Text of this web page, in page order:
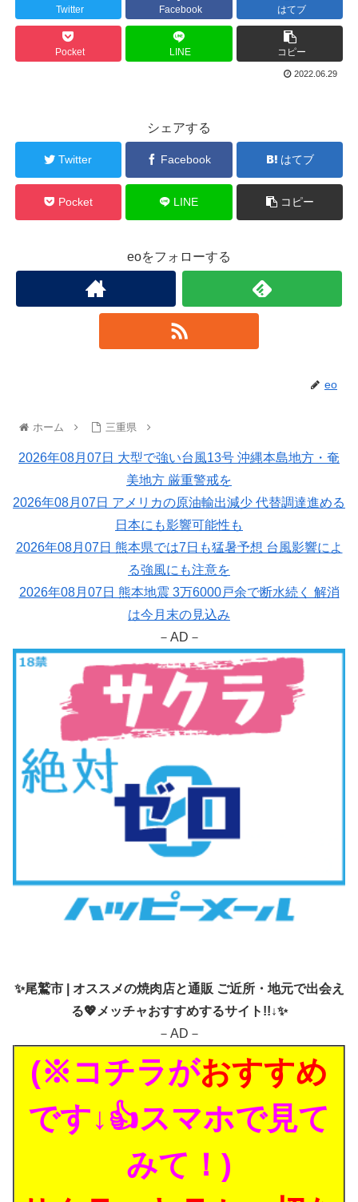
Twitter Facebook はてブ
Pocket LINE コピー
2022.06.29
シェアする
Twitter Facebook はてブ
Pocket LINE コピー
eoをフォローする
eo
ホーム 三重県
2026年08月07日 大型で強い台風13号 沖縄本島地方・奄
美地方 厳重警戒を
2026年08月07日 アメリカの原油輸出減少 代替調達進める
日本にも影響可能性も
2026年08月07日 熊本県では7日も猛暑予想 台風影響によ
る強風にも注意を
2026年08月07日 熊本地震 3万6000戸余で断水続く 解消
は今月末の見込み
－AD－
✨尾鷲市 | オススメの焼肉店と通販 ご近所・地元で出会え
る💖メッチャおすすめするサイト!!↓✨
－AD－
(※コチラがおすすめ
です↓👍スマホで見て
みて！)